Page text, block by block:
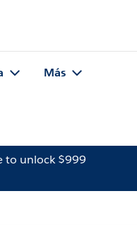
Más
to unlock $999